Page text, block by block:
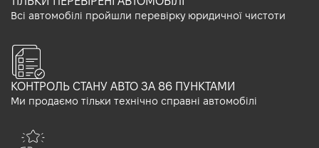
Всі автомобілі пройшли перевірку юридичної чистоти
КОНТРОЛЬ СТАНУ АВТО ЗА 86 ПУНКТАМИ
Ми продаємо тільки технічно справні автомобілі